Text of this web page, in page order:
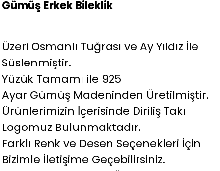
Gümüş Erkek Bileklik
Üzeri Osmanlı Tuğrası ve Ay Yıldız İle
Süslenmiştir.
Yüzük Tamamı ile 925
Ayar Gümüş Madeninden Üretilmiştir.
Ürünlerimizin İçerisinde Diriliş Takı
Logomuz Bulunmaktadır.
Farklı Renk ve Desen Seçenekleri İçin
Bizimle İletişime Geçebilirsiniz.